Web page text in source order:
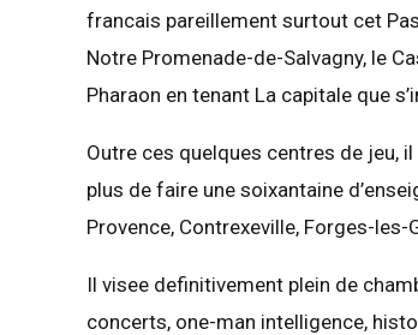
francais pareillement surtout cet
Notre Promenade-de-Salvagny, le
Pharaon en tenant La capitale que
Outre ces quelques centres de jeu,
plus de faire une soixantaine
Provence, Contrexeville, Forges-
Il visee definitivement plein de
concerts, one-man intelligence,